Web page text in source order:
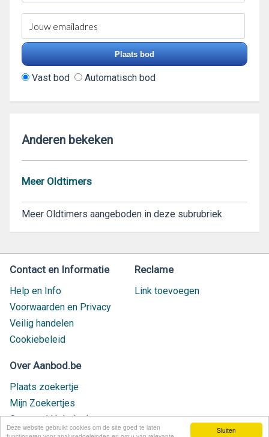
Sluiten
Deze website gebruikt cookies om de site goed te laten
Vast bod Automatisch bod
Anderen bekeken
Meer Oldtimers
Meer Oldtimers aangeboden in deze subrubriek.
Contact en Informatie
Help en Info
Voorwaarden en Privacy
Veilig handelen
Cookiebeleid
Reclame
Link toevoegen
Over Aanbod.be
Plaats zoekertje
Mijn Zoekertjes
Contact / Helpdesk